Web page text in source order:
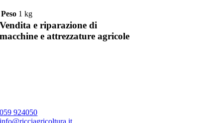
Peso 1 kg
Vendita e riparazione di
macchine e attrezzature agricole
059 924050
info@ricciagricoltura.it